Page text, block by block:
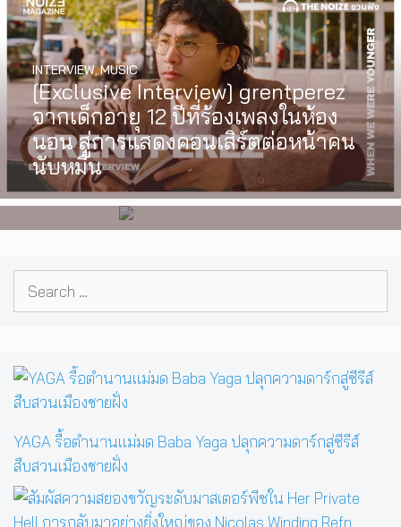
[Exclusive Interview] grentperez
จากเด็กอายุ 12 ปีที่ร้องเพลงในห้อง
นอน สู่การแสดงคอนเสิร์ตต่อหน้าคน
นับหมื่น
INTERVIEW,MUSIC
I Wish You All the Best เรื่องราวของ
วัยรุ่นนอนไบนารี่ กับครอบครัวที่เขา
เลือกได้เอง ผลงานการกำกับ
ภาพยนตร์เรื่องแรกของ Tommy
Dorfman
WATCH,LGBTQIAN+
Search
YAGA รื้อตำนานแม่มด Baba Yaga ปลุกความดาร์กสู่ซีรีส์
สืบสวนเมืองชายฝั่ง